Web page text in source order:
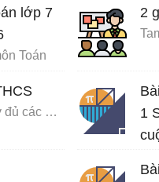
lớp 7
Toán
Đáp án Mô đun 9 đầy đủ các môn
2
1